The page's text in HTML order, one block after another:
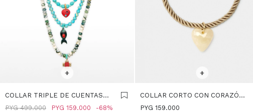
SELECCIONAR TALLE
+
COLLAR TRIPLE DE CUENTAS
DE PIEDRA - MULTICOLOR
PYG 159.000
PYG 499.000 68
+
COLLAR CORTO CON CORAZÓN -
BEIGE
PYG 159.000